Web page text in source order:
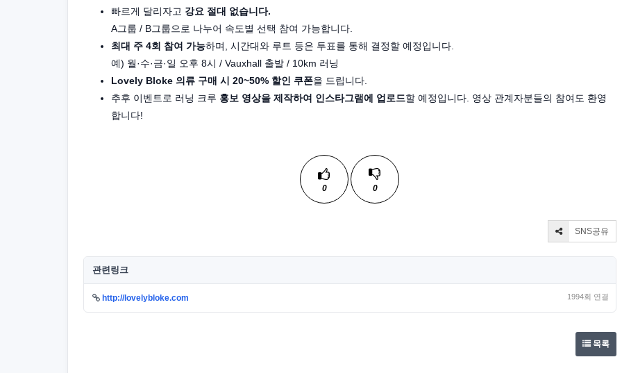
빠르게 달리자고 강요 절대 없습니다.
A그룹 / B그룹으로 나누어 속도별 선택 참여 가능합니다.
최대 주 4회 참여 가능하며, 시간대와 루트 등은 투표를 통해 결정할 예정입니다.
예) 월·수·금·일 오후 8시 / Vauxhall 출발 / 10km 러닝
Lovely Bloke 의류 구매 시 20~50% 할인 쿠폰을 드립니다.
추후 이벤트로 러닝 크루 홍보 영상을 제작하여 인스타그램에 업로드할 예정입니다. 영상 관계자분들의 참여도 환영
합니다!
0 0
SNS공유
관련링크
http://lovelybloke.com 1994회 연결
목록